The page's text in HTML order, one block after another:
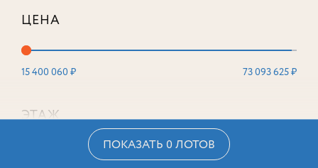
ЦЕНА
15 400 060 ₽ 73 093 625 ₽
ЭТАЖ
ПОКАЗАТЬ 0 ЛОТОВ